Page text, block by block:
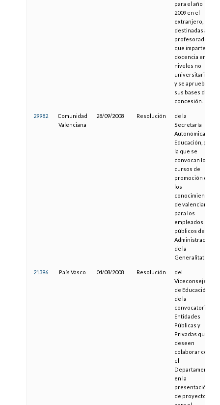
para el año
2009 en el
extranjero,
destinadas a
profesorado
que imparte
docencia en
niveles no
universitarios
y se aprueban
sus bases de
concesión.
29982
Comunidad
Valenciana
28/09/2008 Resolución
de la
Secretaría
Autonómica de
Educación, por
la que se
convocan los
cursos de
promoción de
los
conocimientos
de valenciano
para los
empleados
públicos de la
Administración
de la
Generalitat
21396 País Vasco 04/08/2008 Resolución
del
Viceconsejero
de Educación,
de la
convocatoria a
Entidades
Públicas y
Privadas que
deseen
colaborar con
el
Departamento
en la
presentación
de proyectos